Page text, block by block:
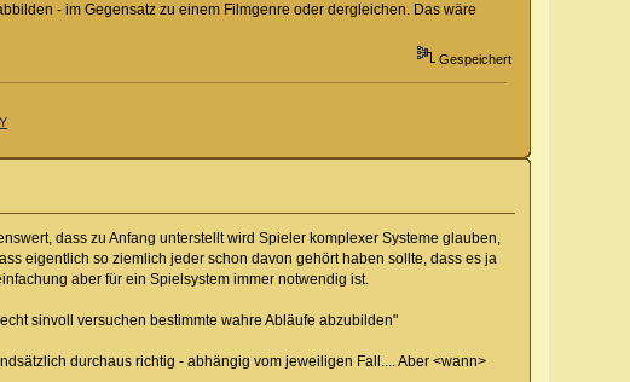
- im Gegensatz zu einem Filmgenre oder dergleichen. Das wäre
Gespeichert
dass zu Anfang unterstellt wird Spieler komplexer Systeme glauben,
eigentlich so ziemlich jeder schon davon gehört haben sollte, dass es ja
aber für ein Spielsystem immer notwendig ist.
sinvoll versuchen bestimmte wahre Abläufe abzubilden"
durchaus richtig - abhängig vom jeweiligen Fall.... Aber <wann>